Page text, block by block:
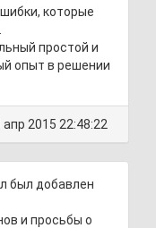
которые
простой и
опыт в решении
2015 22:48:22
был добавлен
и просьбы о